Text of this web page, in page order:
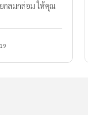
กลมกล่อม ให้คุณ